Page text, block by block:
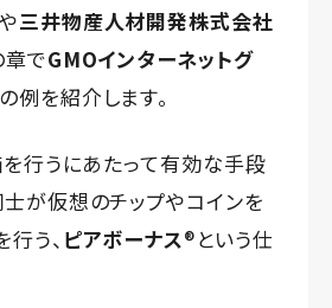
や三井物産人材開発株式会社
章でGMOインターネットグ
の例を紹介します。
行うにあたって有効な手段
士が仮想のチップやコインを
う、 ピアボーナス®️という仕